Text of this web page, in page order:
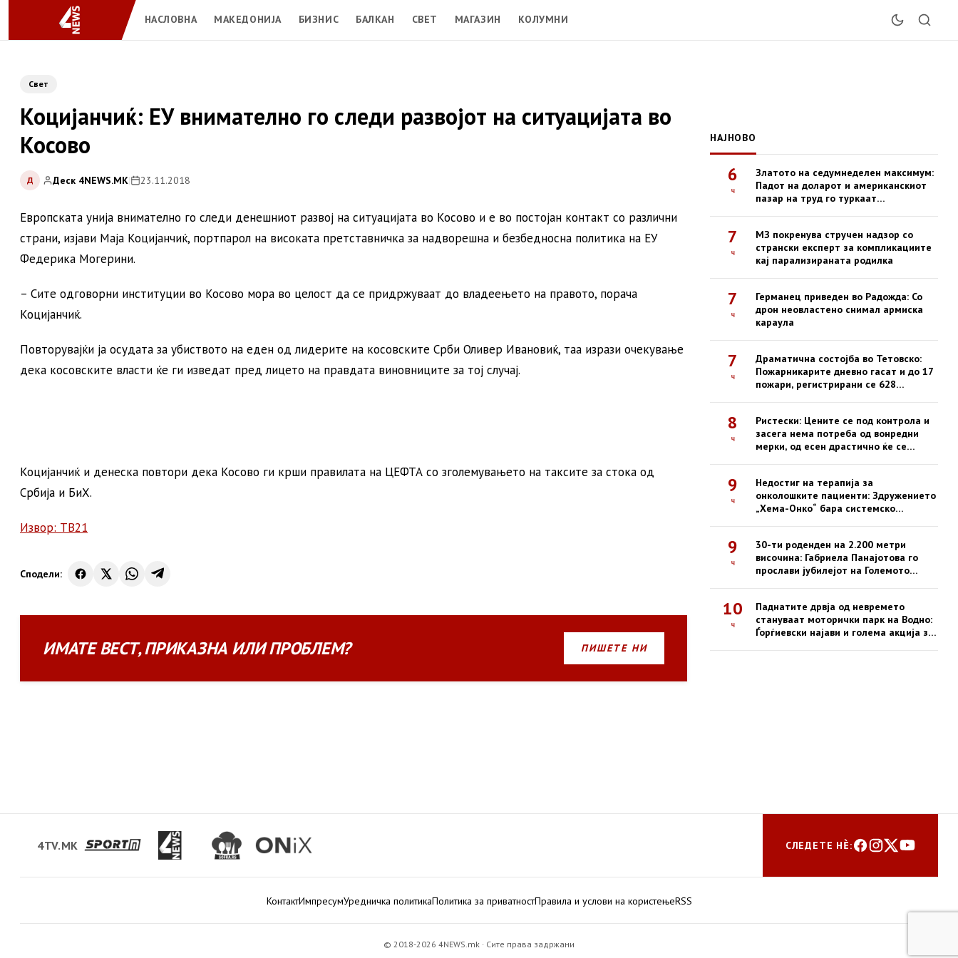
НАСЛОВНА МАКЕДОНИЈА БИЗНИС БАЛКАН СВЕТ МАГАЗИН КОЛУМНИ
Свет
Коцијанчиќ: ЕУ внимателно го следи развојот на ситуацијата во
Косово
Д Деск 4NEWS.MK| 23.11.2018
Европската унија внимателно го следи денешниот развој на ситуацијата во Косово и е во постојан контакт со различни
страни, изјави Маја Коцијанчиќ, портпарол на високата претставничка за надворешна и безбедносна политика на ЕУ
Федерика Могерини.
– Сите одговорни институции во Косово мора во целост да се придржуваат до владеењето на правото, порача
Коцијанчиќ.
Повторувајќи ја осудата за убиството на еден од лидерите на косовските Срби Оливер Ивановиќ, таа изрази очекување
дека косовските власти ќе ги изведат пред лицето на правдата виновниците за тој случај.
Коцијанчиќ и денеска повтори дека Косово ги крши правилата на ЦЕФТА со зголемувањето на таксите за стока од
Србија и БиХ.
Извор: ТВ21
Сподели:
ИМАТЕВЕСТ,ПРИКАЗНА ИЛИПРОБЛЕМ? ПИШЕТЕ НИ
НАЈНОВО
6
ч
Златото на седумнеделен максимум:
Падот на доларот и американскиот
пазар на труд го туркаат
7
ч
МЗ покренува стручен надзор со
странски експерт за компликациите
кај парализираната родилка
7
ч
Германец приведен во Радожда: Со
дрон неовластено снимал армиска
караула
7
ч
Драматична состојба во Тетовско:
Пожарникарите дневно гасат и до 17
пожари, регистрирани се 628
8
ч
Ристески: Цените се под контрола и
засега нема потреба од вонредни
мерки, од есен драстично ќе се
9
ч
Недостиг на терапија за
онколошките пациенти: Здружението
„Хема-Онко“ бара системско
9
ч
30-ти роденден на 2.200 метри
височина: Габриела Панајотова го
прослави јубилејот на Големото
10
ч
Паднатите дрвја од невремето
стануваат моторички парк на Водно:
Ѓорѓиевски најави и голема акција за
4TV.MK СЛЕДЕТЕ НЀ:
КонтактИмпресумУредничка политикаПолитика за приватностПравила и услови на користењеRSS
© 2018-2026 4NEWS.mk · Сите права задржани